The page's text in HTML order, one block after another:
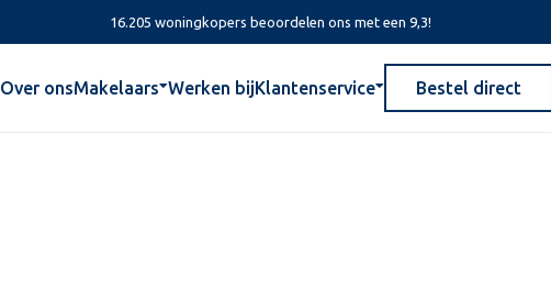
16.205 woningkopers beoordelen ons met een 9,3!
Over onsMakelaars Werken bijKlantenservice Bestel direct